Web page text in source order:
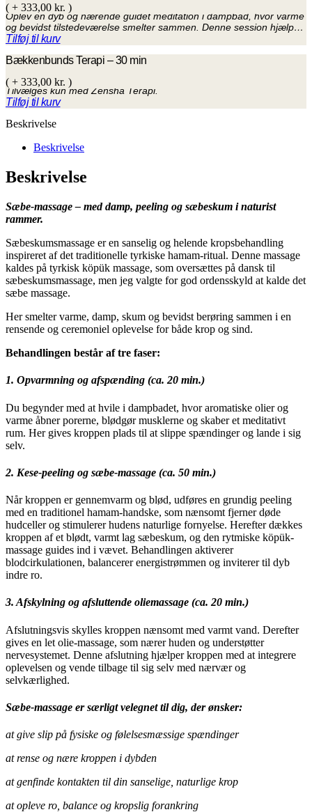
( + 333,00 kr. )
Oplev en dyb og nærende guidet meditation i dampbad, hvor varme
og bevidst tilstedeværelse smelter sammen. Denne session hjælper
dig med at slippe spændinger, rense dit energifelt og finde indre
balance gennem vejrtrækning, afspænding og stemmeguidning.
Dampbadet skaber optimale betingelser for udrensning og dyb
energi i et rituelt, sanseligt rum, hvor du får lov at være i nuet.
Perfekt som selvforkælelse eller som start på et længere kropsligt
forløb.
Tilføj til kurv
Bækkenbunds Terapi – 30 min
( + 333,00 kr. )
Tilvælges kun med Zensha Terapi.
Tilføj til kurv
Beskrivelse
Beskrivelse
Beskrivelse
Sæbe-massage – med damp, peeling og sæbeskum i naturist
rammer.
Sæbeskumsmassage er en sanselig og helende kropsbehandling
inspireret af det traditionelle tyrkiske hamam-ritual. Denne massage
kaldes på tyrkisk köpük massage, som oversættes på dansk til
sæbeskumsmassage, men jeg valgte for god ordensskyld at kalde det
sæbe massage.
Her smelter varme, damp, skum og bevidst berøring sammen i en
rensende og ceremoniel oplevelse for både krop og sind.
Behandlingen består af tre faser:
1. Opvarmning og afspænding (ca. 20 min.)
Du begynder med at hvile i dampbadet, hvor aromatiske olier og
varme åbner porerne, blødgør musklerne og skaber et meditativt
rum. Her gives kroppen plads til at slippe spændinger og lande i sig
selv.
2. Kese-peeling og sæbe-massage (ca. 50 min.)
Når kroppen er gennemvarm og blød, udføres en grundig peeling
med en traditionel hamam-handske, som nænsomt fjerner døde
hudceller og stimulerer hudens naturlige fornyelse. Herefter dækkes
kroppen af et blødt, varmt lag sæbeskum, og den rytmiske köpük-
massage guides ind i vævet. Behandlingen aktiverer
blodcirkulationen, balancerer energistrømmen og inviterer til dyb
indre ro.
3. Afskylning og afsluttende oliemassage (ca. 20 min.)
Afslutningsvis skylles kroppen nænsomt med varmt vand. Derefter
gives en let olie-massage, som nærer huden og understøtter
nervesystemet. Denne afslutning hjælper kroppen med at integrere
oplevelsen og vende tilbage til sig selv med nærvær og
selvkærlighed.
Sæbe-massage er særligt velegnet til dig, der ønsker:
at give slip på fysiske og følelsesmæssige spændinger
at rense og nære kroppen i dybden
at genfinde kontakten til din sanselige, naturlige krop
at opleve ro, balance og kropslig forankring